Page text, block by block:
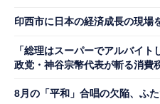
印西市に日本の経済成長の現場
「総理はスーパーでアルバイ
政党・神谷宗幣代表が斬る消費
8月の「平和」合唱の欠陥、ふ